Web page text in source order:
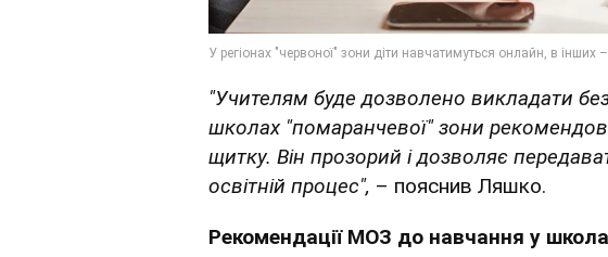
"Учителям буде дозволено викладати
школах "помаранчевої" зони
щитку. Він прозорий і дозволяє
освітній процес", – пояснив Ляшко.
Рекомендації МОЗ до навчання у